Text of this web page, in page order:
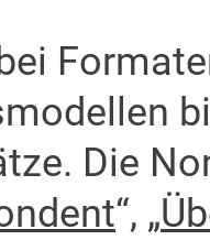
Die
“, „